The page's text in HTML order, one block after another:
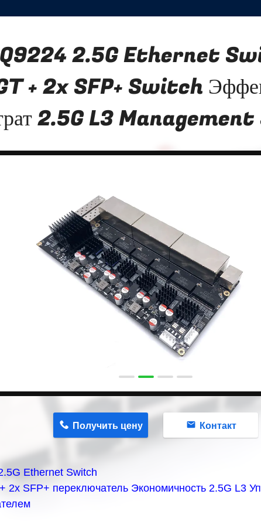
2.5G Ethernet
+ 2x SFP+ Switch
2.5G L3
Получить цену Контакт
Ethernet Switch
2x SFP+ переключатель Экономичность 2.5G L3